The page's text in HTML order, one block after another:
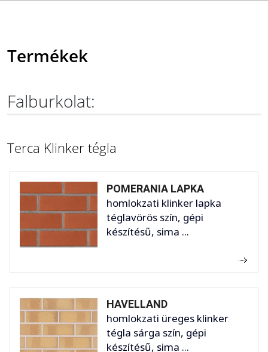
Termékek
Falburkolat:
Terca Klinker tégla
POMERANIA LAPKA
homlokzati klinker lapka
téglavörös szín, gépi
készítésű, sima ...
HAVELLAND
homlokzati üreges klinker
tégla sárga szín, gépi
készítésű, sima ...